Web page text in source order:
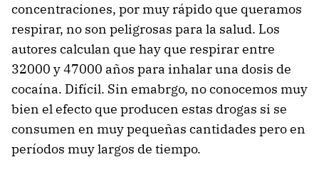
concentraciones, por muy rápido que queramos
respirar, no son peligrosas para la salud. Los
autores calculan que hay que respirar entre
32000 y 47000 años para inhalar una dosis de
cocaína. Difícil. Sin emabrgo, no conocemos muy
bien el efecto que producen estas drogas si se
consumen en muy pequeñas cantidades pero en
períodos muy largos de tiempo.